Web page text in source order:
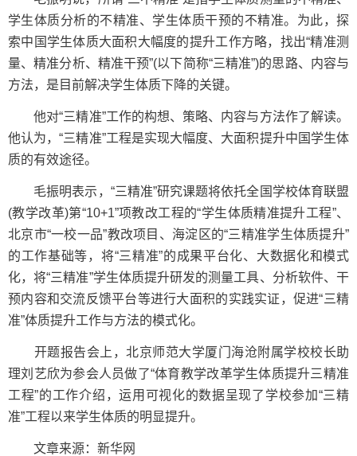
学生体质分析的不精准、学生体质干预的不精准。为此，探
索中国学生体质大面积大幅度的提升工作方略，找出“精准测
量、精准分析、精准干预”(以下简称“三精准”)的思路、内容与
方法，是目前解决学生体质下降的关键。
他对“三精准”工作的构想、策略、内容与方法作了解读。
他认为，“三精准”工程是实现大幅度、大面积提升中国学生体
质的有效途径。
毛振明表示，“三精准”研究课题将依托全国学校体育联盟
(教学改革)第“10+1”项教改工程的“学生体质精准提升工程”、
北京市“一校一品”教改项目、海淀区的“三精准学生体质提升”
的工作基础等，将“三精准”的成果平台化、大数据化和模式
化，将“三精准”学生体质提升研发的测量工具、分析软件、干
预内容和交流反馈平台等进行大面积的实践实证，促进“三精
准”体质提升工作与方法的模式化。
开题报告会上，北京师范大学厦门海沧附属学校校长助
理刘艺欣为参会人员做了“体育教学改革学生体质提升三精准
工程”的工作介绍，运用可视化的数据呈现了学校参加“三精
准”工程以来学生体质的明显提升。
文章来源：新华网